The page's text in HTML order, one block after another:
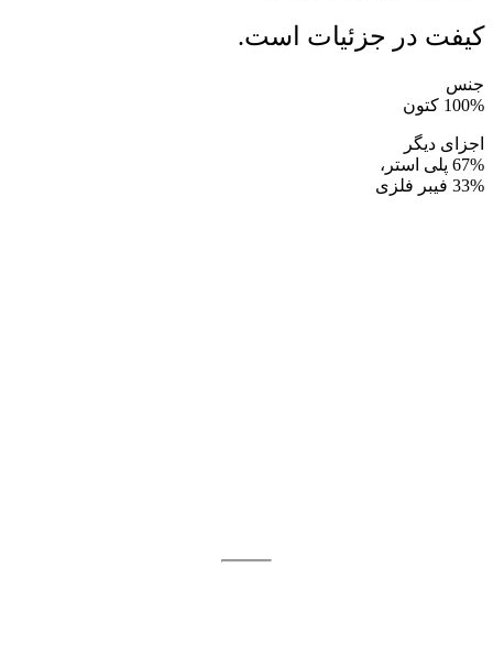
کیفت در جزئیات است.
جنس
100% کتون
اجزای دیگر
67% پلی استر،
33% فیبر فلزی